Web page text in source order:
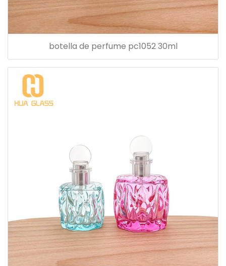
botella de perfume pc1052 30ml